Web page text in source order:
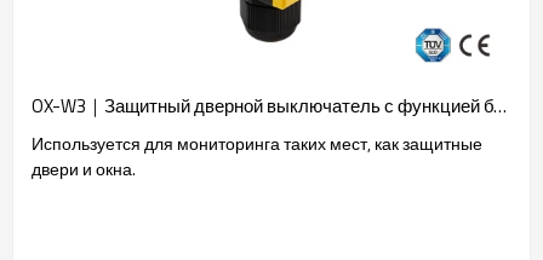
OX-W3｜Защитный дверной выключатель с функцией блокировки｜DADISICK
Используется для мониторинга таких мест, как защитные
двери и окна.